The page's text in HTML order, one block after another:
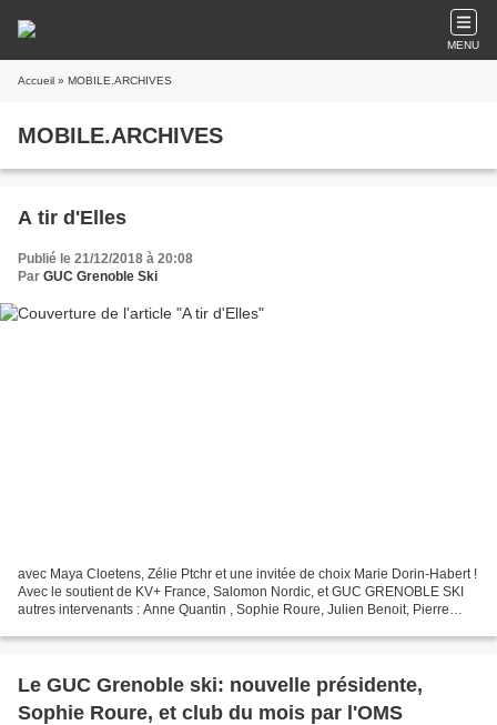
MENU
Accueil » MOBILE.ARCHIVES
MOBILE.ARCHIVES
A tir d'Elles
Publié le 21/12/2018 à 20:08
Par GUC Grenoble Ski
avec Maya Cloetens, Zélie Ptchr et une invitée de choix Marie Dorin-Habert !
Avec le soutient de KV+ France, Salomon Nordic, et GUC GRENOBLE SKI
autres intervenants : Anne Quantin , Sophie Roure, Julien Benoit, Pierre
Le GUC Grenoble ski: nouvelle présidente,
Sophie Roure, et club du mois par l'OMS